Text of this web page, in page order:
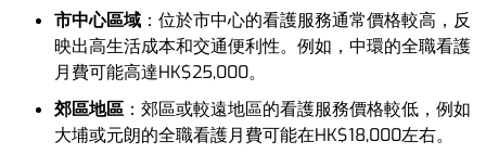
市中心區域 ：位於市中心的看護服務通常價格較高，反
映出高生活成本和交通便利性。例如，中環的全職看護
月費可能高達HK$25,000。
郊區地區 ：郊區或較遠地區的看護服務價格較低，例如
大埔或元朗的全職看護月費可能在HK$18,000左右。